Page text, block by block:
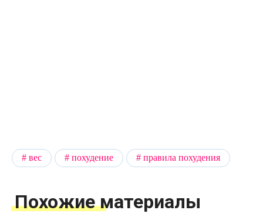
вес похудение правила похудения
Похожие материалы